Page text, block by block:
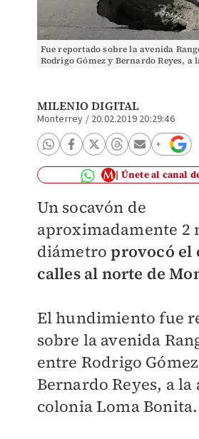
Fue reportado sobre la avenida
Rodrigo Gómez y Bernardo Reyes, a
MILENIO DIGITAL
Monterrey / 20.02.2019 20:29:46
Únete al canal
Un socavón de
aproximadamente 2
diámetro provocó el
calles al norte de
El hundimiento fue
sobre la avenida
entre Rodrigo
Bernardo Reyes, a
colonia Loma Bonita.